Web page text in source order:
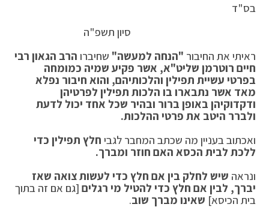
בס"ד
סיון תשפ"ה
ראיתי את החיבור "הנחה למעשה" שחיברו הרב הגאון רבי
חיים רוטרמן שליט"א, אשר פקיע שמיה כמומחה
בפרטי עשיית תפילין והלכותיהם, והוא חיבור נפלא
מאד אשר נתבארו בו הלכות תפילין לפרטיהן
ודקדוקיהן באופן ברור ובהיר שכל אחד יכול לדעת
ולברר היטב את פרטי ההלכות.
ואכתוב בעניין מה שכתב המחבר לגבי חלץ תפילין כדי
ללכת לבית הכסא האם חוזר ומברך.
ונראה שיש לחלק בין אם חלץ כדי לעשות צואה שאז
יברך, לבין אם חלץ כדי להטיל מי רגלים [גם אם זה בתוך
בית הכיסא] שאינו מברך שוב.